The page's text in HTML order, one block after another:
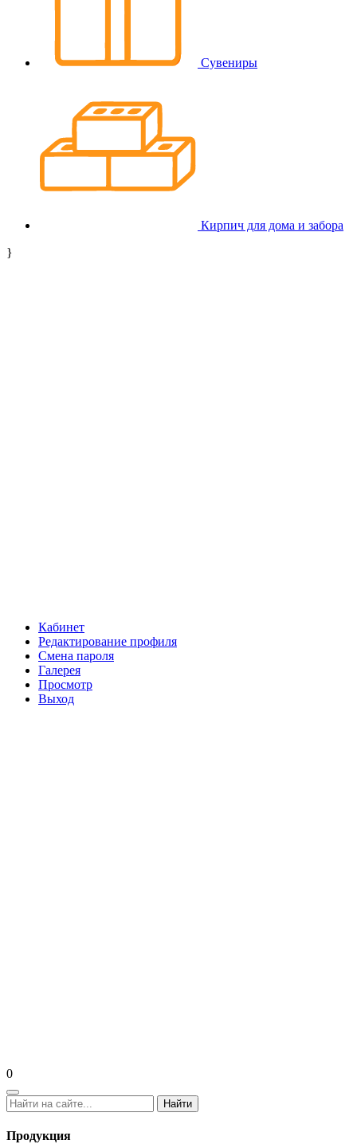
Сувениры
Кирпич для дома и забора
}
Кабинет
Редактирование профиля
Смена пароля
Галерея
Просмотр
Выход
0
Найти
Продукция